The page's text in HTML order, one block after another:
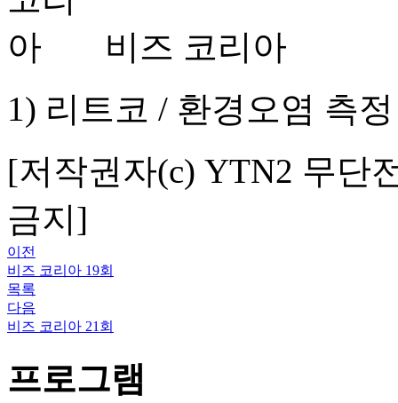
비즈 코리아
1) 리트코 / 환경오염 측
[저작권자(c) YTN2 무단
금지]
이전
비즈 코리아 19회
목록
다음
비즈 코리아 21회
프로그램